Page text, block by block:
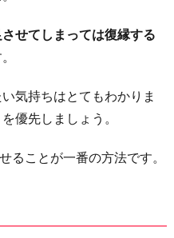
せてしまっては復縁する
気持ちはとてもわかりま
優先しましょう。
ることが一番の方法です。